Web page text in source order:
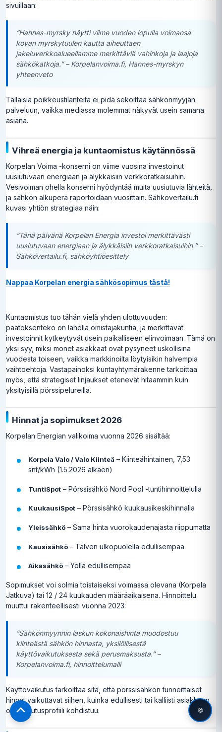
sivuillaan:
”Hannes-myrsky näytti viime vuoden lopulla voimansa
kovan myrskytuulen kautta aiheuttaen
jakeluverkkoalueellamme merkittäviä vahinkoja ja laajoja
sähkökatkoja.” – Korpelanvoima.fi, Hannes-myrskyn
yhteenveto
Tällaisia poikkeustilanteita ei pidä sekoittaa sähkönmyyjän
palveluun, vaikka mediassa molemmat näkyvät usein samana
asiana.
Vihreä energia ja kuntaomistus käytännössä
Korpelan Voima -konserni on viime vuosina investoinut
uusiutuvaan energiaan ja älykkäisiin verkkoratkaisuihin.
Vesivoiman ohella konserni hyödyntää muita uusiutuvia lähteitä,
ja sähkön alkuperä raportoidaan vuosittain. Sähkövertailu.fi
kuvasi yhtiön strategiaa näin:
”Tänä päivänä Korpelan Energia investoi merkittävästi
uusiutuvaan energiaan ja älykkäisiin verkkoratkaisuihin.” –
Sähkövertailu.fi, sähköyhtiöesittely
Nappaa Korpelan energia sähkösopimus tåstå!
Kuntaomistus tuo tähän vielä yhden ulottuvuuden:
päätöksenteko on lähellä omistajakuntia, ja merkittävät
investoinnit kytkeytyvät usein paikalliseen elinvoimaan. Tämä on
yksi syy, miksi monet asiakkaat ovat pysyneet uskollisina
vuodesta toiseen, vaikka markkinoilta löytyisikin halvempia
vaihtoehtoja. Vastapainoksi kuntayhtymärakenne tarkoittaa
myös, että strategiset linjaukset etenevät hitaammin kuin
yksityisillä pörssipelureilla.
Hinnat ja sopimukset 2026
Korpelan Energian valikoima vuonna 2026 sisältää:
Korpela Valo / Valo Kiinteä – Kiinteähintainen, 7,53
snt/kWh (1.5.2026 alkaen)
TuntiSpot– Pörssisähkö Nord Pool -tuntihinnoittelulla
KuukausiSpot– Pörssisähkö kuukausikeskihinnalla
Yleissähkö– Sama hinta vuorokaudenajasta riippumatta
Kausisähkö– Talven ulkopuolella edullisempaa
Aikasähkö– Yöllä edullisempaa
Sopimukset voi solmia toistaiseksi voimassa olevana (Korpela
Jatkuva) tai 12 / 24 kuukauden määräaikaisena. Hinnoittelu
muuttui rakenteellisesti vuonna 2023:
”Sähkönmyynnin laskun kokonaishinta muodostuu
kiinteästä sähkön hinnasta, yksilöllisestä
käyttövaikutuksesta sekä perusmaksusta.” –
Korpelanvoima.fi, hinnoittelumalli
Käyttövaikutus tarkoittaa sitä, että pörssisähkön tunneittaiset
hinnat vaikuttavat siihen, kuinka edullisesti tai kalliisti asiakkaan
oma kulutusprofiili kohdistuu.
🍪
Scroll
to